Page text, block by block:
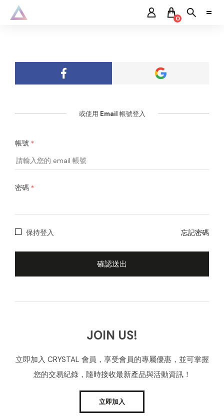
0
或使用 Email 帳號登入
帳號
密碼
保持登入 忘記密碼
JOIN US!
立即加入 CRYSTAL 會員，享受會員的專屬優惠，並可掌握
您的交易紀錄，隨時接收最新產品與活動資訊！
立即加入